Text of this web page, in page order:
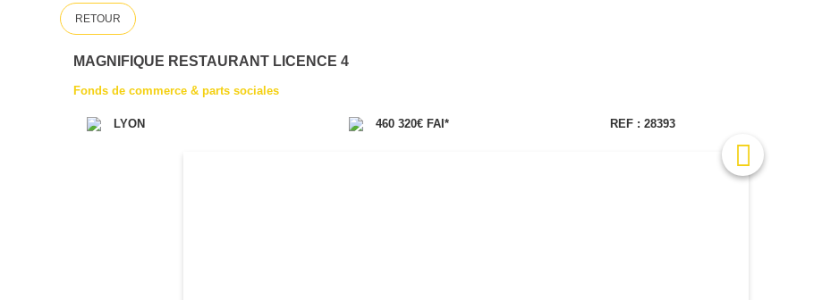
RETOUR
MAGNIFIQUE RESTAURANT LICENCE 4
Fonds de commerce & parts sociales
LYON 460 320€ FAI* REF : 28393